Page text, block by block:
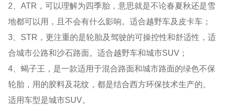
2、ATR，可以理解为四季胎，意思就是不论春夏秋还是雪
地都可以用，且不会有什么影响。适合越野车及皮卡车；
3、STR，更注重的是轮胎及驾驶的可操控性和舒适性，适
合城市公路和沙石路面。适合越野车和城市SUV；
4、蝎子王，是一款适用于混合路面和城市路面的绿色不保
轮胎，用的胶料及花纹，都是结合西方环保技术生产的。
适用车型是城市SUV。